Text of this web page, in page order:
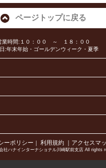
ページトップに戻る
業時間:１０：００ ～ １８：００
:年末年始・ゴールデンウィーク・夏季
ーポリシー ｜ 利用規約 ｜アクセスマ
社ハナインターナショナル川崎駅前支店 All rights